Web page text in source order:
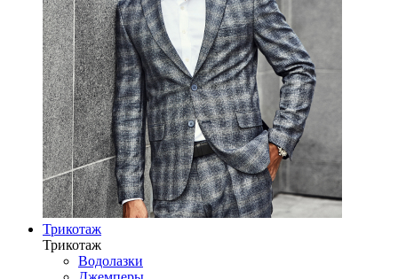
Трикотаж
Трикотаж
Водолазки